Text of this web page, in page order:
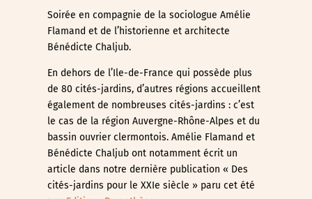
Soirée en compagnie de la sociologue Amélie
Flamand et de l’historienne et architecte
Bénédicte Chaljub.
En dehors de l’Ile-de-France qui possède plus
de 80 cités-jardins, d’autres régions accueillent
également de nombreuses cités-jardins : c’est
le cas de la région Auvergne-Rhône-Alpes et du
bassin ouvrier clermontois. Amélie Flamand et
Bénédicte Chaljub ont notamment écrit un
article dans notre dernière publication « Des
cités-jardins pour le XXIe siècle » paru cet été